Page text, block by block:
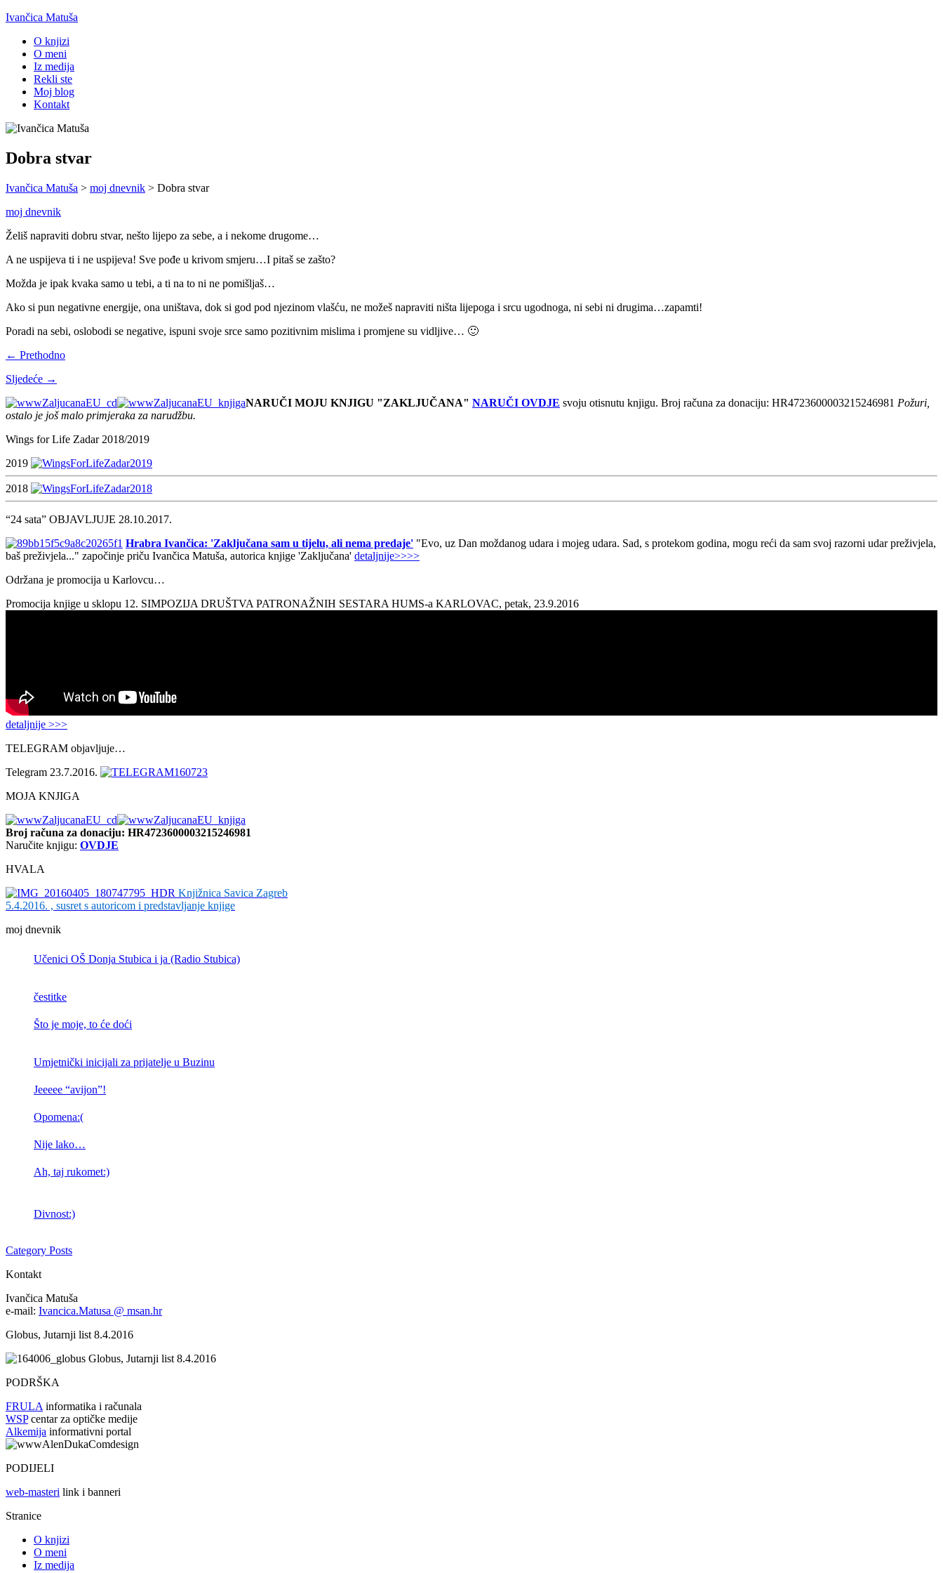
Ivančica Matuša
O knjizi
O meni
Iz medija
Rekli ste
Moj blog
Kontakt
Dobra stvar
Ivančica Matuša > moj dnevnik > Dobra stvar
moj dnevnik
Želiš napraviti dobru stvar, nešto lijepo za sebe, a i nekome drugome…
A ne uspijeva ti i ne uspijeva! Sve pođe u krivom smjeru…I pitaš se zašto?
Možda je ipak kvaka samo u tebi, a ti na to ni ne pomišljaš…
Ako si pun negativne energije, ona uništava, dok si god pod njezinom vlašću, ne možeš napraviti ništa lijepoga i srcu ugodnoga, ni sebi ni drugima…zapamti!
Poradi na sebi, oslobodi se negative, ispuni svoje srce samo pozitivnim mislima i promjene su vidljive… 🙂
← Prethodno
Sljedeće →
NARUČI MOJU KNJIGU "ZAKLJUČANA" NARUČI OVDJE svoju otisnutu knjigu. Broj računa za donaciju: HR4723600003215246981 Požuri,
ostalo je još malo primjeraka za narudžbu.
Wings for Life Zadar 2018/2019
2019
2018
“24 sata” OBJAVLJUJE 28.10.2017.
Hrabra Ivančica: 'Zaključana sam u tijelu, ali nema predaje' "Evo, uz Dan moždanog udara i mojeg udara. Sad, s protekom godina, mogu reći da sam svoj razorni udar preživjela,
baš preživjela..." započinje priču Ivančica Matuša, autorica knjige 'Zaključana' detaljnije>>>>
Održana je promocija u Karlovcu…
Promocija knjige u sklopu 12. SIMPOZIJA DRUŠTVA PATRONAŽNIH SESTARA HUMS-a KARLOVAC, petak, 23.9.2016
detaljnije >>>
TELEGRAM objavljuje…
Telegram 23.7.2016.
MOJA KNJIGA
Broj računa za donaciju: HR4723600003215246981
Naručite knjigu: OVDJE
HVALA
Knjižnica Savica Zagreb
5.4.2016. , susret s autoricom i predstavljanje knjige
moj dnevnik
Učenici OŠ Donja Stubica i ja (Radio Stubica)
čestitke
Što je moje, to će doći
Umjetnički inicijali za prijatelje u Buzinu
Jeeeee “avijon”!
Opomena:(
Nije lako…
Ah, taj rukomet:)
Divnost:)
Category Posts
Kontakt
Ivančica Matuša
e-mail: Ivancica.Matusa @ msan.hr
Globus, Jutarnji list 8.4.2016
Globus, Jutarnji list 8.4.2016
PODRŠKA
FRULA informatika i računala
WSPcentar za optičke medije
Alkemija informativni portal
PODIJELI
web-masteri link i banneri
Stranice
O knjizi
O meni
Iz medija